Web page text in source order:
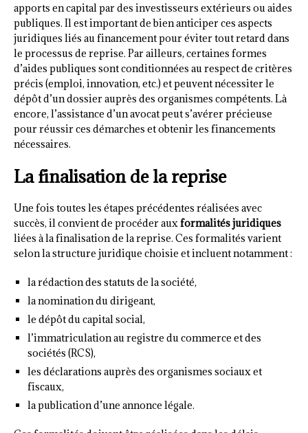
apports en capital par des investisseurs extérieurs ou aides
publiques. Il est important de bien anticiper ces aspects
juridiques liés au financement pour éviter tout retard dans
le processus de reprise. Par ailleurs, certaines formes
d’aides publiques sont conditionnées au respect de critères
précis (emploi, innovation, etc.) et peuvent nécessiter le
dépôt d’un dossier auprès des organismes compétents. Là
encore, l’assistance d’un avocat peut s’avérer précieuse
pour réussir ces démarches et obtenir les financements
nécessaires.
La finalisation de la reprise
Une fois toutes les étapes précédentes réalisées avec
succès, il convient de procéder auxformalités juridiques
liées à la finalisation de la reprise. Ces formalités varient
selon la structure juridique choisie et incluent notamment :
la rédaction des statuts de la société,
la nomination du dirigeant,
le dépôt du capital social,
l’immatriculation au registre du commerce et des
sociétés (RCS),
les déclarations auprès des organismes sociaux et
fiscaux,
la publication d’une annonce légale.